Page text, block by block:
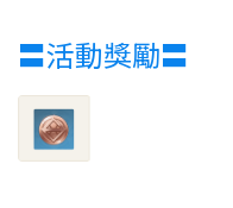
〓活動獎勵〓